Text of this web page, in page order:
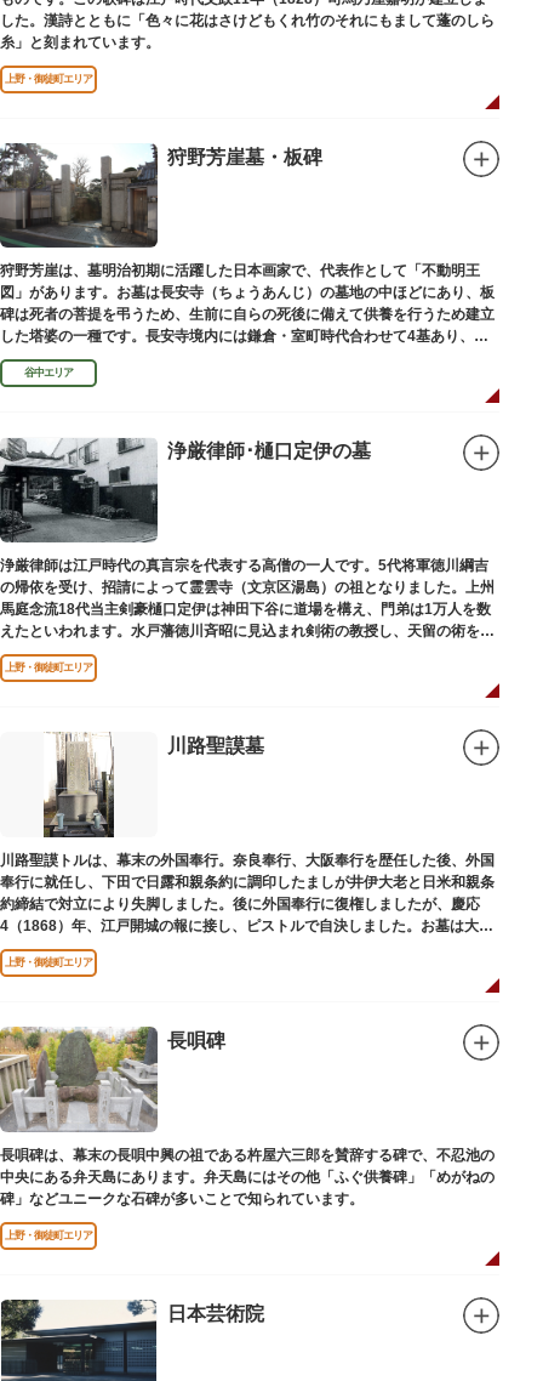
した。漢詩とともに「色々に花はさけどもくれ竹のそれにもまして蓬のしら
糸」と刻まれています。
上野・御徒町エリア
狩野芳崖墓・板碑
狩野芳崖は、墓明治初期に活躍した日本画家で、代表作として「不動明王
図」があります。お墓は長安寺（ちょうあんじ）の墓地の中ほどにあり、板
碑は死者の菩提を弔うため、生前に自らの死後に備えて供養を行うため建立
した塔婆の一種です。長安寺境内には鎌倉・室町時代合わせて4基あり、
「長安寺板碑」として台東区の有形文化財に指定されています。
谷中エリア
浄厳律師･樋口定伊の墓
浄厳律師は江戸時代の真言宗を代表する高僧の一人です。5代将軍徳川綱吉
の帰依を受け、招請によって霊雲寺（文京区湯島）の祖となりました。上州
馬庭念流18代当主剣豪樋口定伊は神田下谷に道場を構え、門弟は1万人を数
えたといわれます。水戸藩徳川斉昭に見込まれ剣術の教授し、天留の術を創
案しました。お墓は妙極院（みょうごくいん）にあります。
上野・御徒町エリア
川路聖謨墓
川路聖謨トルは、幕末の外国奉行。奈良奉行、大阪奉行を歴任した後、外国
奉行に就任し、下田で日露和親条約に調印したましが井伊大老と日米和親条
約締結で対立により失脚しました。後に外国奉行に復権しましたが、慶応
4（1868）年、江戸開城の報に接し、ピストルで自決しました。お墓は大正
寺（たいしょうじ）にあります。
上野・御徒町エリア
長唄碑
長唄碑は、幕末の長唄中興の祖である杵屋六三郎を賛辞する碑で、不忍池の
中央にある弁天島にあります。弁天島にはその他「ふぐ供養碑」「めがねの
碑」などユニークな石碑が多いことで知られています。
上野・御徒町エリア
日本芸術院